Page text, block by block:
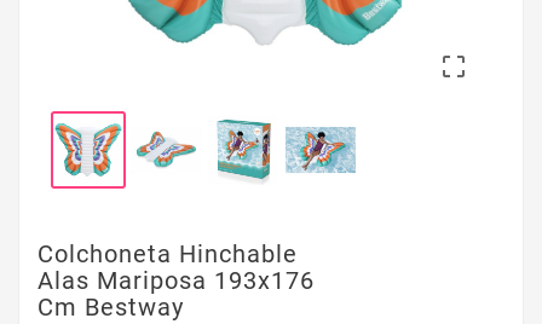

Colchoneta Hinchable
Alas Mariposa 193x176
Cm Bestway